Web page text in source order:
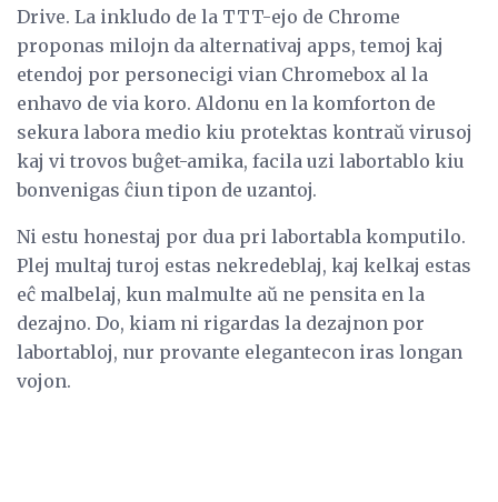
Drive. La inkludo de la TTT-ejo de Chrome
proponas milojn da alternativaj apps, temoj kaj
etendoj por personecigi vian Chromebox al la
enhavo de via koro. Aldonu en la komforton de
sekura labora medio kiu protektas kontraŭ virusoj
kaj vi trovos buĝet-amika, facila uzi labortablo kiu
bonvenigas ĉiun tipon de uzantoj.
Ni estu honestaj por dua pri labortabla komputilo.
Plej multaj turoj estas nekredeblaj, kaj kelkaj estas
eĉ malbelaj, kun malmulte aŭ ne pensita en la
dezajno. Do, kiam ni rigardas la dezajnon por
labortabloj, nur provante elegantecon iras longan
vojon.